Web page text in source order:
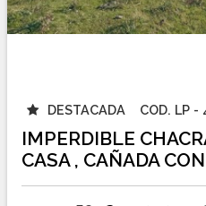
DESTACADA COD. LP -
IMPERDIBLE
CASA , CAÑADA